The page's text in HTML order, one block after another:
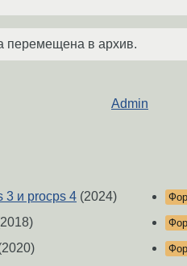
перемещена в архив.
Admin
3 и procps 4 (2024)